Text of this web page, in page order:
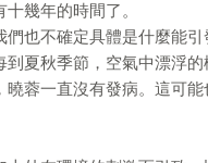
幾年的時間了。
也不確定具體是什麼能
夏秋季節，空氣中漂浮的
蓉一直沒有發病。這可